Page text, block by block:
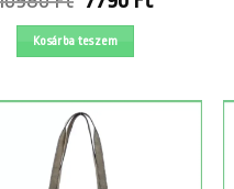
price
was:
Kosárba teszem